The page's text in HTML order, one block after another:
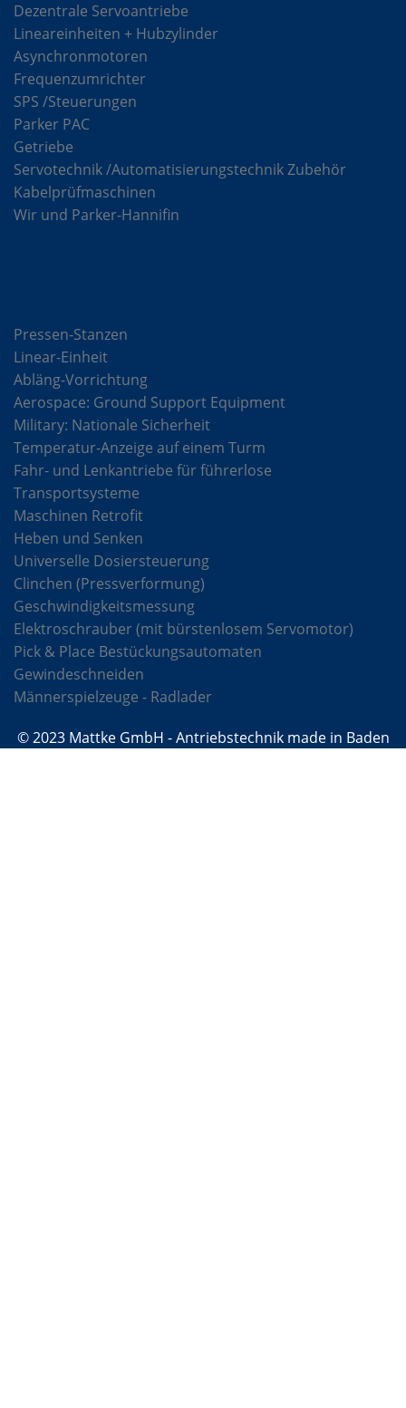
Dezentrale Servoantriebe
Lineareinheiten + Hubzylinder
Asynchronmotoren
Frequenzumrichter
SPS /Steuerungen
Parker PAC
Getriebe
Servotechnik /Automatisierungstechnik Zubehör
Kabelprüfmaschinen
Wir und Parker-Hannifin
Pressen-Stanzen
Linear-Einheit
Abläng-Vorrichtung
Aerospace: Ground Support Equipment
Military: Nationale Sicherheit
Temperatur-Anzeige auf einem Turm
Fahr- und Lenkantriebe für führerlose
Transportsysteme
Maschinen Retrofit
Heben und Senken
Universelle Dosiersteuerung
Clinchen (Pressverformung)
Geschwindigkeitsmessung
Elektroschrauber (mit bürstenlosem Servomotor)
Pick & Place Bestückungsautomaten
Gewindeschneiden
Männerspielzeuge - Radlader
© 2023 Mattke GmbH - Antriebstechnik made in Baden